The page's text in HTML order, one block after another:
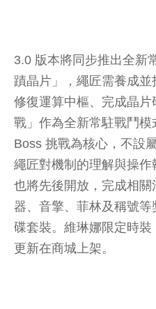
3.0 版本將同步推出全新
蹟晶片」，繩匠需養成並
修復運算中樞、完成晶
戰」作為全新常駐戰鬥
Boss 挑戰為核心，不設
繩匠對機制的理解與操
也將先後開放，完成相
器、音擎、菲林及稱號
碟套裝。維琳娜限定時
更新在商城上架。